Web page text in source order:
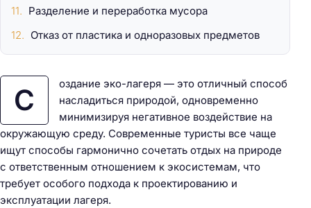
С
оздание эко-лагеря — это отличный способ
насладиться природой, одновременно
минимизируя негативное воздействие на
окружающую среду. Современные туристы все чаще
ищут способы гармонично сочетать отдых на природе
с ответственным отношением к экосистемам, что
требует особого подхода к проектированию и
эксплуатации лагеря.
Разделение и переработка мусора
Отказ от пластика и одноразовых предметов